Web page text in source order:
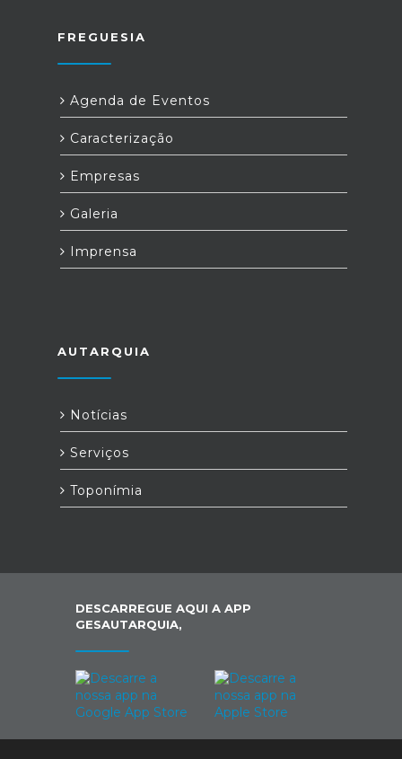
FREGUESIA
Agenda de Eventos
Caracterização
Empresas
Galeria
Imprensa
AUTARQUIA
Notícias
Serviços
Toponímia
DESCARREGUE AQUI A APP
GESAUTARQUIA,